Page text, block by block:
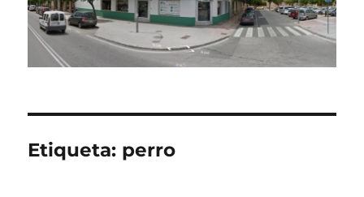
Etiqueta: perro